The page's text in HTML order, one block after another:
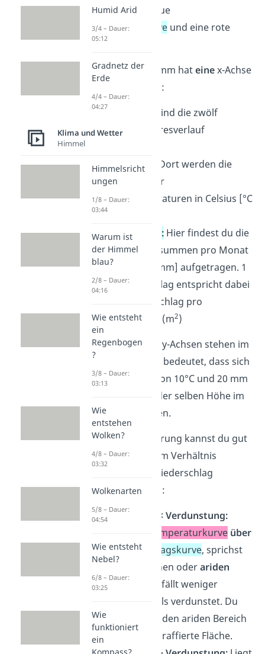
Kurven — eine blaue
Niederschlagskurve und eine rote
Temperaturkurve
Jedes Klimadiagramm hateinex-Achse
y-Achsen:
x-Achse:
Hier sind die zwölf
Monate im Jahresverlauf
linkey-Achse:
Dort werden die
Mittelwerte der
Monatstemperaturen in Celsius [°C
] angegeben.
rechtey-Achse: Hier findest du die
Niederschlagssummen pro Monat
in Millimeter [mm] aufgetragen. 1
mm Niederschlag entspricht dabei
1 Liter Niederschlag pro
Quadratmeter (m2)
Merke:Die beiden y-Achsen stehen im
Verhältnis
. Das bedeutet, dass sich
eine Temperatur von 10°C und 20 mm
Niederschlag auf der selben Höhe im
Diagramm befinden.
Durch diese Skalierung kannst du gut
ablesen, in welchem Verhältnis
Temperatur und Niederschlag
zueinander stehen:
Niederschlag < Verdunstung:
Temperaturkurve über
derNiederschlagskurve, sprichst
du von trockenen oderariden
Monaten. Hier fällt weniger
Niederschlag als verdunstet. Du
kennzeichnest den ariden Bereich
oft als gelb schraffierte Fläche.
Humid Arid
3/4 – Dauer:
05:12
Gradnetz der
Erde
4/4 – Dauer:
04:27
Klima und Wetter
Himmel
Himmelsricht
ungen
1/8 – Dauer:
03:44
Warum ist
der Himmel
blau?
2/8 – Dauer:
04:16
Wie entsteht
ein
Regenbogen
?
3/8 – Dauer:
03:13
Wie
entstehen
Wolken?
4/8 – Dauer:
03:32
Wolkenarten
5/8 – Dauer:
04:54
Wie entsteht
Nebel?
6/8 – Dauer:
03:25
Wie
funktioniert
ein